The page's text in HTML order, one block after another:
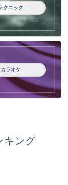
クニック
カラオケ
キング